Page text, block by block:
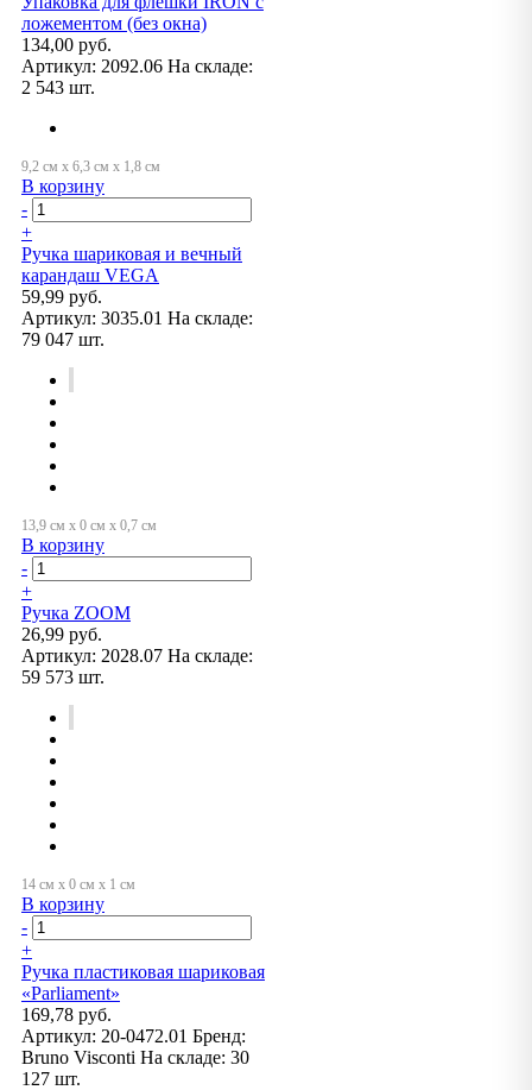
ложементом (без окна)
134,00 руб.
Артикул: 2092.06 На складе:
2 543 шт.
В корзину
-
+
Ручка шариковая и вечный
карандаш VEGA
59,99 руб.
Артикул: 3035.01 На складе:
79 047 шт.
В корзину
-
+
Ручка ZOOM
26,99 руб.
Артикул: 2028.07 На складе:
59 573 шт.
В корзину
-
+
Ручка пластиковая шариковая
«Parliament»
169,78 руб.
Артикул: 20-0472.01 Бренд:
Bruno Visconti На складе: 30
127 шт.